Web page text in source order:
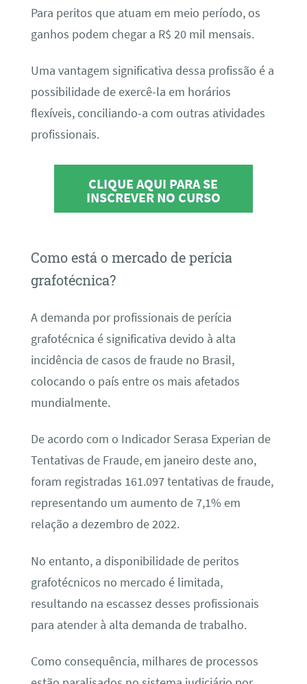
Para peritos que atuam em meio período, os
ganhos podem chegar a R$ 20 mil mensais.
Uma vantagem significativa dessa profissão é a
possibilidade de exercê-la em horários
flexíveis, conciliando-a com outras atividades
profissionais.
CLIQUE AQUI PARA SE
INSCREVER NO CURSO
Como está o mercado de perícia
grafotécnica?
A demanda por profissionais de perícia
grafotécnica é significativa devido à alta
incidência de casos de fraude no Brasil,
colocando o país entre os mais afetados
mundialmente.
De acordo com o Indicador Serasa Experian de
Tentativas de Fraude, em janeiro deste ano,
foram registradas 161.097 tentativas de fraude,
representando um aumento de 7,1% em
relação a dezembro de 2022.
No entanto, a disponibilidade de peritos
grafotécnicos no mercado é limitada,
resultando na escassez desses profissionais
para atender à alta demanda de trabalho.
Como consequência, milhares de processos